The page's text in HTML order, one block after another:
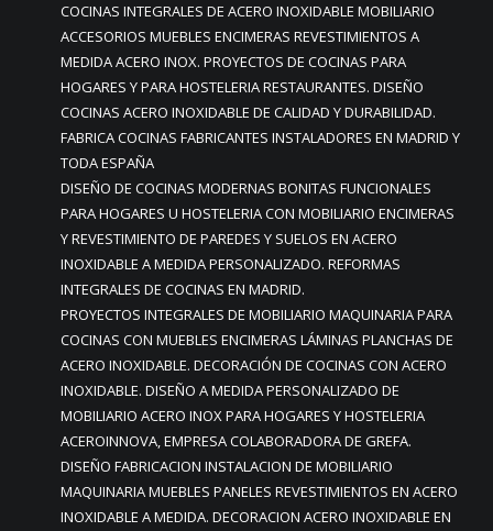
COCINAS INTEGRALES DE ACERO INOXIDABLE MOBILIARIO
ACCESORIOS MUEBLES ENCIMERAS REVESTIMIENTOS A
MEDIDA ACERO INOX. PROYECTOS DE COCINAS PARA
HOGARES Y PARA HOSTELERIA RESTAURANTES. DISEÑO
COCINAS ACERO INOXIDABLE DE CALIDAD Y DURABILIDAD.
FABRICA COCINAS FABRICANTES INSTALADORES EN MADRID Y
TODA ESPAÑA
DISEÑO DE COCINAS MODERNAS BONITAS FUNCIONALES
PARA HOGARES U HOSTELERIA CON MOBILIARIO ENCIMERAS
Y REVESTIMIENTO DE PAREDES Y SUELOS EN ACERO
INOXIDABLE A MEDIDA PERSONALIZADO. REFORMAS
INTEGRALES DE COCINAS EN MADRID.
PROYECTOS INTEGRALES DE MOBILIARIO MAQUINARIA PARA
COCINAS CON MUEBLES ENCIMERAS LÁMINAS PLANCHAS DE
ACERO INOXIDABLE. DECORACIÓN DE COCINAS CON ACERO
INOXIDABLE. DISEÑO A MEDIDA PERSONALIZADO DE
MOBILIARIO ACERO INOX PARA HOGARES Y HOSTELERIA
ACEROINNOVA, EMPRESA COLABORADORA DE GREFA.
DISEÑO FABRICACION INSTALACION DE MOBILIARIO
MAQUINARIA MUEBLES PANELES REVESTIMIENTOS EN ACERO
INOXIDABLE A MEDIDA. DECORACION ACERO INOXIDABLE EN